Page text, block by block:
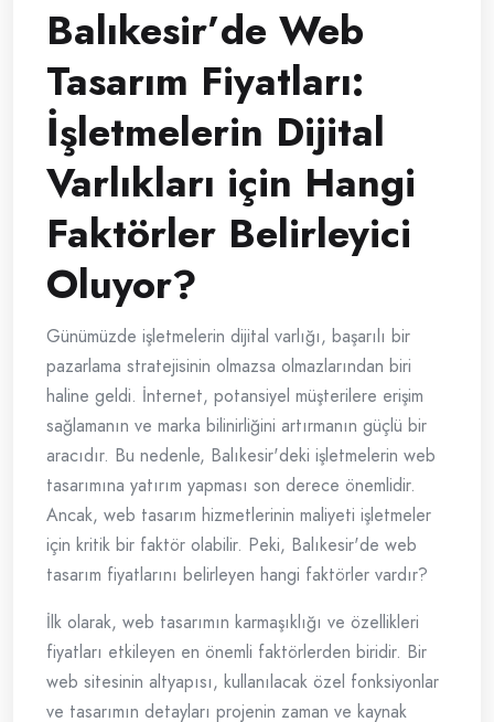
Balıkesir’de Web
Tasarım Fiyatları:
İşletmelerin Dijital
Varlıkları için Hangi
Faktörler Belirleyici
Oluyor?
Günümüzde işletmelerin dijital varlığı, başarılı bir
pazarlama stratejisinin olmazsa olmazlarından biri
haline geldi. İnternet, potansiyel müşterilere erişim
sağlamanın ve marka bilinirliğini artırmanın güçlü bir
aracıdır. Bu nedenle, Balıkesir'deki işletmelerin web
tasarımına yatırım yapması son derece önemlidir.
Ancak, web tasarım hizmetlerinin maliyeti işletmeler
için kritik bir faktör olabilir. Peki, Balıkesir'de web
tasarım fiyatlarını belirleyen hangi faktörler vardır?
İlk olarak, web tasarımın karmaşıklığı ve özellikleri
fiyatları etkileyen en önemli faktörlerden biridir. Bir
web sitesinin altyapısı, kullanılacak özel fonksiyonlar
ve tasarımın detayları projenin zaman ve kaynak